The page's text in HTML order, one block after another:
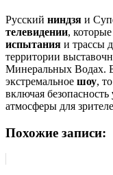
Русский ниндзя и
телевидении,
испытания и трассы
территории
Минеральных Водах.
экстремальное шоу,
включая безопасность
атмосферы для
Похожие записи: